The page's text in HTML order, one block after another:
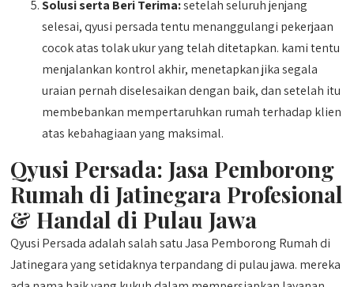
Solusi serta Beri Terima:setelah seluruh jenjang
selesai, qyusi persada tentu menanggulangi pekerjaan
cocok atas tolak ukur yang telah ditetapkan. kami tentu
menjalankan kontrol akhir, menetapkan jika segala
uraian pernah diselesaikan dengan baik, dan setelah itu
membebankan mempertaruhkan rumah terhadap klien
atas kebahagiaan yang maksimal.
Qyusi Persada: Jasa Pemborong
Rumah di Jatinegara Profesional
& Handal di Pulau Jawa
Qyusi Persada adalah salah satu Jasa Pemborong Rumah di
Jatinegara yang setidaknya terpandang di pulau jawa. mereka